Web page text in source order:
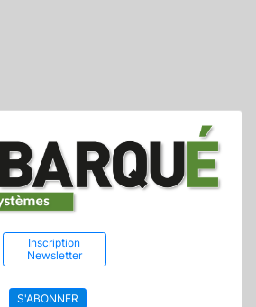
Inscription
Newsletter
S'ABONNER